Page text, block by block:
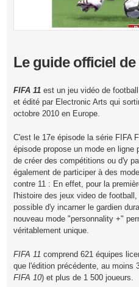
Le guide officiel de
FIFA 11est un jeu vidéo de
et édité par Electronic Arts qui
octobre 2010 en Europe.
C'est le 17e épisode la série FIFA
épisode propose un mode en ligne
de créer des compétitions ou d'y
également de participer à des
contre 11 : En effet, pour la
l'histoire des jeux video de
possible d'y incarner le gardien
nouveau mode "personnality +"
véritablement unique.
FIFA 11 comprend 621 équipes
que l'édition précédente, au moins
FIFA 10) et plus de 1 500 joueurs.